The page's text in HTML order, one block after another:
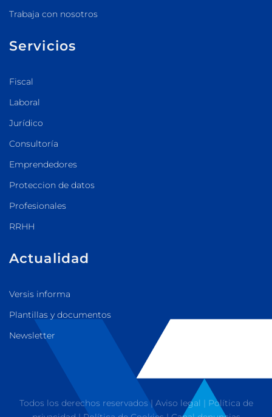
Trabaja con nosotros
Servicios
Fiscal
Laboral
Jurídico
Consultoría
Emprendedores
Proteccion de datos
Profesionales
RRHH
Actualidad
Versis informa
Plantillas y documentos
Newsletter
Todos los derechos reservados | Aviso legal | Política de